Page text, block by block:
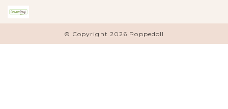
© Copyright 2026 Poppedoll